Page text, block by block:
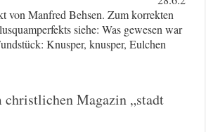
von Manfred Behsen. Zum korrekten
siehe: Was gewesen war
Knusper, knusper, Eulchen
Magazin „stadt